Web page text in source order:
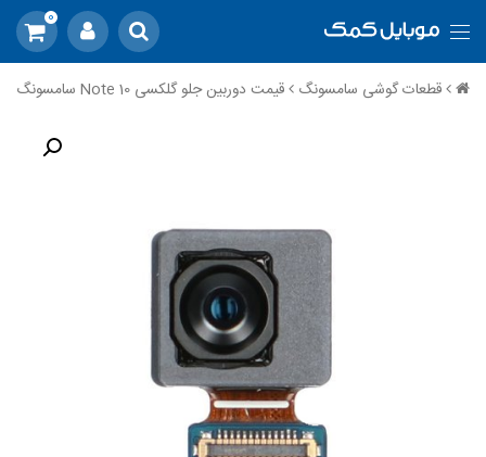
0
قطعات گوشی سامسونگ قیمت دوربین جلو گلکسی Note 10 سامسونگ